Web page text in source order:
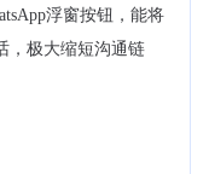
浮窗按钮，能将
，极大缩短沟通链